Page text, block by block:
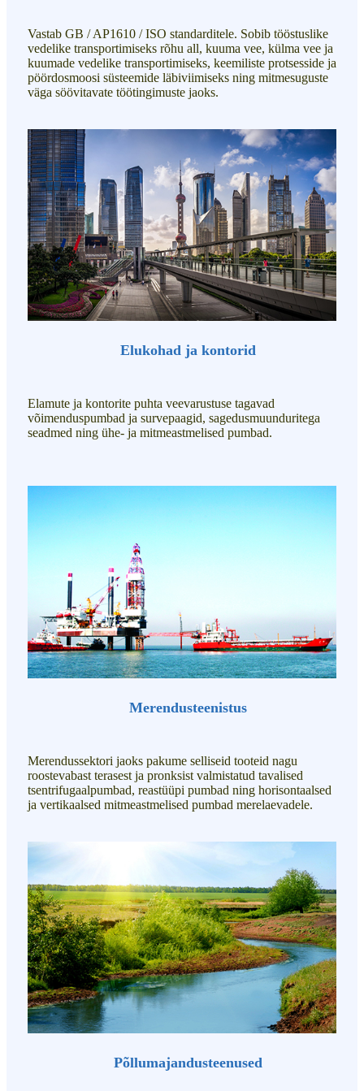
Vastab GB / AP1610 / ISO standarditele. Sobib tööstuslike
vedelike transportimiseks rõhu all, kuuma vee, külma vee ja
kuumade vedelike transportimiseks, keemiliste protsesside ja
pöördosmoosi süsteemide läbiviimiseks ning mitmesuguste
väga söövitavate töötingimuste jaoks.
Elukohad ja kontorid
Elamute ja kontorite puhta veevarustuse tagavad
võimenduspumbad ja survepaagid, sagedusmuunduritega
seadmed ning ühe- ja mitmeastmelised pumbad.
Merendusteenistus
Merendussektori jaoks pakume selliseid tooteid nagu
roostevabast terasest ja pronksist valmistatud tavalised
tsentrifugaalpumbad, reastüüpi pumbad ning horisontaalsed
ja vertikaalsed mitmeastmelised pumbad merelaevadele.
Põllumajandusteenused